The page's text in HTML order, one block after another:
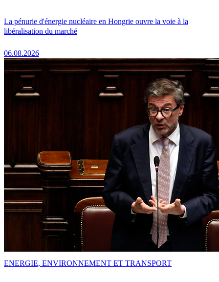
La pénurie d'énergie nucléaire en Hongrie ouvre la voie à la
libéralisation du marché
06.08.2026
ENERGIE, ENVIRONNEMENT ET TRANSPORT